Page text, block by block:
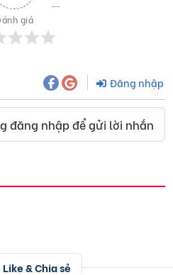
giá
Đăng nhập
đăng nhập để gửi lời nhắn
& Chia sẻ